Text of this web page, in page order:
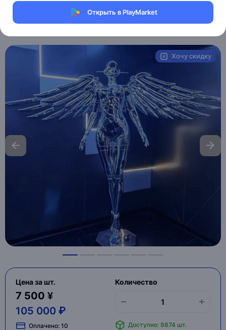
Открыть в PlayMarket
Магазин Weller Store
Хочу скидку
Цена за шт.
7 500 ¥
105 000 ₽
Оплачено: 10
Количество
Доступно: 9874 шт.